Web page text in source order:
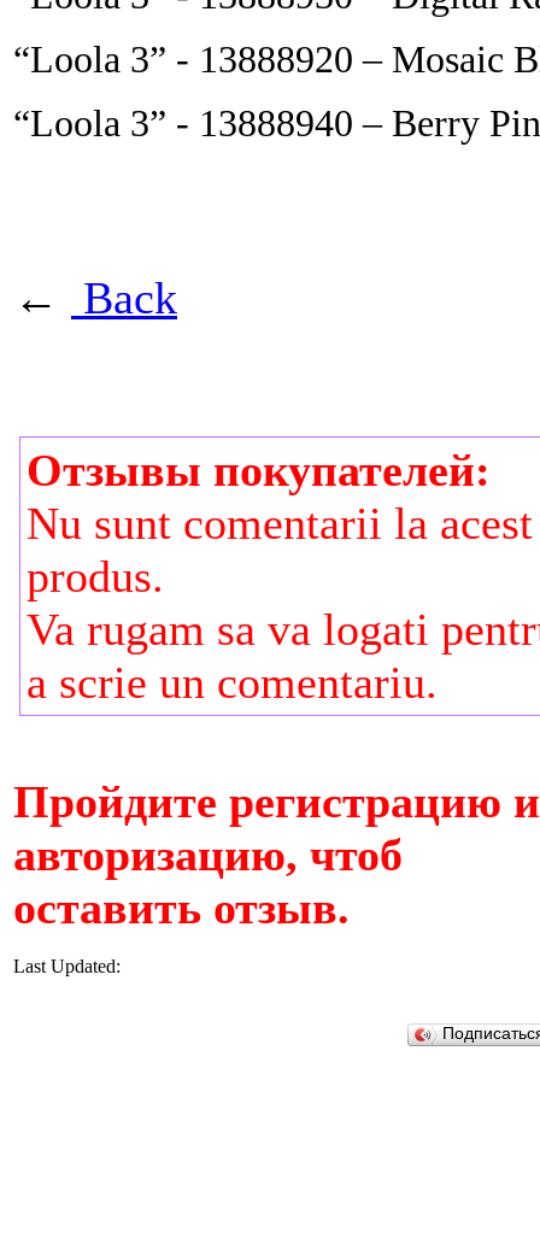
“Loola 3” - 13888920 – Mosaic
“Loola 3” - 13888940 – Berry
← Back
Отзывы покупателей:
Nu sunt comentarii la acest
produs.
Va rugam sa va logati
a scrie un comentariu.
Пройдите регистрацию
авторизацию, чтоб
оставить отзыв.
Last Updated: